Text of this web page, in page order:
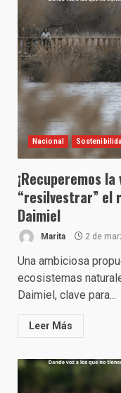
Nacional
¡Recuperemos
“resilvestrar” el
Daimiel
Marita 2 de
Una ambiciosa
ecosistemas
Daimiel, clave para...
Leer Más